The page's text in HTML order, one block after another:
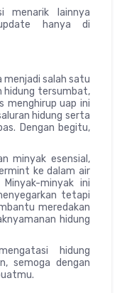
menarik lainnya
hanya di
menjadi salah satu
hidung tersumbat,
menghirup uap ini
hidung serta
Dengan begitu,
minyak esensial,
ke dalam air
minyak ini
tetapi
meredakan
hidung
hidung
semoga dengan